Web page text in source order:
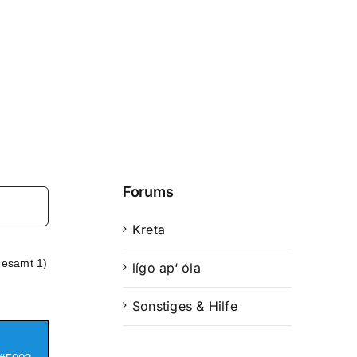
1)
Forums
Kreta
lígo ap‘ óla
Sonstiges & Hilfe